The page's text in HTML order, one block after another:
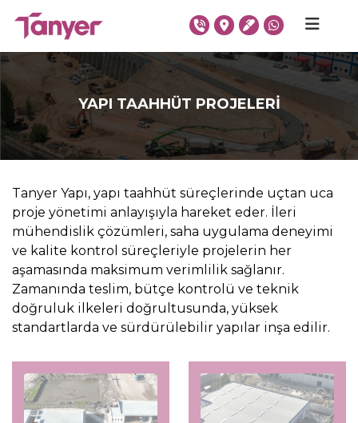
YAPI TAAHHÜT PROJELERI
Tanyer Yapı, yapı taahhüt süreçlerinde uçtan uca
proje yönetimi anlayışıyla hareket eder. İleri
mühendislik çözümleri, saha uygulama deneyimi
ve kalite kontrol süreçleriyle projelerin her
aşamasında maksimum verimlilik sağlanır.
Zamanında teslim, bütçe kontrolü ve teknik
doğruluk ilkeleri doğrultusunda, yüksek
standartlarda ve sürdürülebilir yapılar inşa edilir.